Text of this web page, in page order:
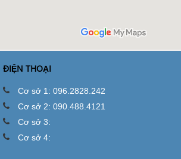
ĐIỆN THOẠI
Cơ sở 1: 096.2828.242
Cơ sở 2: 090.488.4121
Cơ sở 3:
Cơ sở 4: